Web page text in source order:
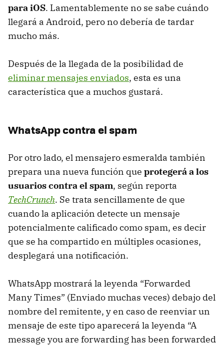
para iOS. Lamentablemente no se sabe cuándo
llegará a Android, pero no debería de tardar
mucho más.
Después de la llegada de la posibilidad de
eliminar mensajes enviados, esta es una
característica que a muchos gustará.
WhatsApp contra el spam
Por otro lado, el mensajero esmeralda también
prepara una nueva función que protegerá a los
usuarios contra el spam, según reporta
TechCrunch. Se trata sencillamente de que
cuando la aplicación detecte un mensaje
potencialmente calificado como spam, es decir
que se ha compartido en múltiples ocasiones,
desplegará una notificación.
WhatsApp mostrará la leyenda “Forwarded
Many Times” (Enviado muchas veces) debajo del
nombre del remitente, y en caso de reenviar un
mensaje de este tipo aparecerá la leyenda “A
message you are forwarding has been forwarded